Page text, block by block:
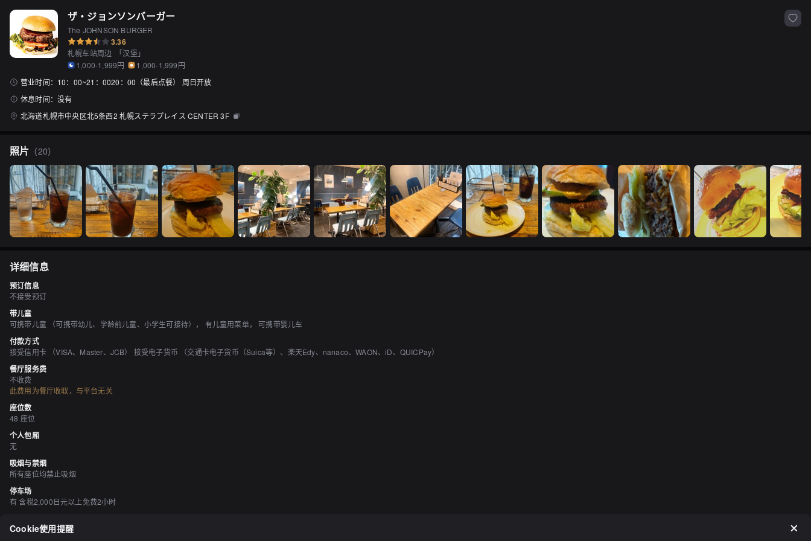
ザ・ジョンソンバーガー
The JOHNSON BURGER
3.36
札幌车站周边 「汉堡 」
1,000-1,999円
1,000-1,999円
营业时间： 10：00~21：0020：00（最后点餐） 周日开放
休息时间： 没有
北海道札幌市中央区北5条西2 札幌ステラプレイス CENTER 3F
照片 （20）
详细信息
预订信息
不接受预订
带儿童
可携带儿童 （可携带幼儿、学龄前儿童、小学生可接待）， 有儿童用菜单， 可携带婴儿车
付款方式
接受信用卡 （VISA、Master、JCB） 接受电子货币 （交通卡电子货币（Suica等）、楽天Edy、nanaco、WAON、iD、QUICPay）
餐厅服务费
不收费
此费用为餐厅收取，与平台无关
座位数
48 座位
个人包厢
无
吸烟与禁烟
所有座位均禁止吸烟
停车场
有 含税2,000日元以上免费2小时
时尚的空间、宁静的空间、座位宽敞、有情侣座椅、有沙发座位、无障碍设施、可供轮椅进店
Cookie使用提醒